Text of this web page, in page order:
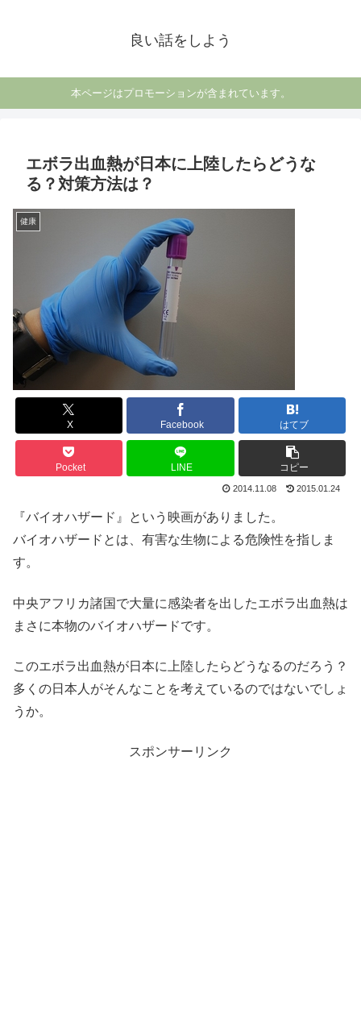
良い話をしよう
本ページはプロモーションが含まれています。
エボラ出血熱が日本に上陸したらどうな
る？対策方法は？
健康
X Facebook はてブ
Pocket LINE コピー
2014.11.08 2015.01.24
『バイオハザード』という映画がありました。
バイオハザードとは、有害な生物による危険性を指しま
す。
中央アフリカ諸国で大量に感染者を出したエボラ出血熱は
まさに本物のバイオハザードです。
このエボラ出血熱が日本に上陸したらどうなるのだろう？
多くの日本人がそんなことを考えているのではないでしょ
うか。
スポンサーリンク